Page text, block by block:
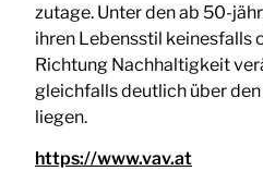
zutage. Unter den ab 50-
ihren Lebensstil keinesfalls
Richtung Nachhaltigkeit
gleichfalls deutlich über
liegen.
https://www.vav.at